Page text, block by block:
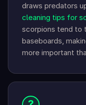
draws predators
cleaning tips for
scorpions tend to
baseboards,
more important